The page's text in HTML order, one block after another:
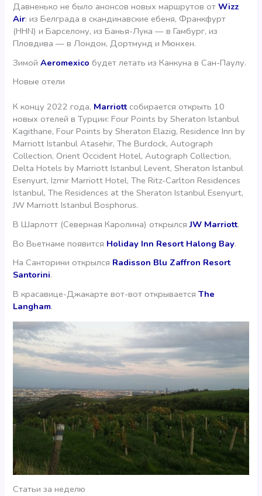
Давненько не было анонсов новых маршрутов отWizz
Air: из Белграда в скандинавские ебеня, Франкфурт
(HHN) и Барселону, из Банья-Лука — в Гамбург, из
Пловдива — в Лондон, Дортмунд и Мюнхен.
ЗимойAeromexico будет летать из Канкуна в Сан-Паулу.
Новые отели
К концу 2022 года, Marriottсобирается открыть 10
новых отелей в Турции: Four Points by Sheraton Istanbul
Kagithane, Four Points by Sheraton Elazig, Residence Inn by
Marriott Istanbul Atasehir, The Burdock, Autograph
Collection, Orient Occident Hotel, Autograph Collection,
Delta Hotels by Marriott Istanbul Levent, Sheraton Istanbul
Esenyurt, Izmir Marriott Hotel, The Ritz-Carlton Residences
Istanbul, The Residences at the Sheraton Istanbul Esenyurt,
JW Marriott Istanbul Bosphorus.
В Шарлотт (Северная Каролина) открылсяJW Marriott.
Во Вьетнаме появится Holiday Inn Resort Halong Bay.
На Санторини открылся Radisson Blu Zaffron Resort
Santorini.
В красавице-Джакарте вот-вот открываетсяThe
Langham.
Статьи за неделю